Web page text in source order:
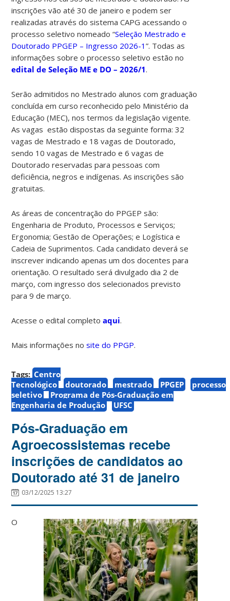
inscrições vão até 30 de janeiro e podem ser
realizadas através do sistema CAPG acessando o
processo seletivo nomeado “Seleção Mestrado e
Doutorado PPGEP – Ingresso 2026-1”. Todas as
informações sobre o processo seletivo estão no
edital de Seleção ME e DO – 2026/1.
Serão admitidos no Mestrado alunos com graduação
concluída em curso reconhecido pelo Ministério da
Educação (MEC), nos termos da legislação vigente.
As vagas estão dispostas da seguinte forma: 32
vagas de Mestrado e 18 vagas de Doutorado,
sendo 10 vagas de Mestrado e 6 vagas de
Doutorado reservadas para pessoas com
deficiência, negros e indígenas.As inscrições são
gratuitas.
As áreas de concentração do PPGEP são:
Engenharia de Produto, Processos e Serviços;
Ergonomia; Gestão de Operações; e Logística e
Cadeia de Suprimentos.Cada candidato deverá se
inscrever indicando apenas um dos docentes para
orientação.O resultado será divulgado dia 2 de
março, com ingresso dos selecionados previsto
para 9 de março.
Acesse o edital completoaqui.
Mais informações nosite do PPGP.
Tags: Centro
Tecnológico
doutorado mestrado PPGEP
processo
seletivo
Programa de Pós-Graduação em
Engenharia de Produção
UFSC
Pós-Graduação em
Agroecossistemas recebe
inscrições de candidatos ao
Doutorado até 31 de janeiro
03/12/2025 13:27
O